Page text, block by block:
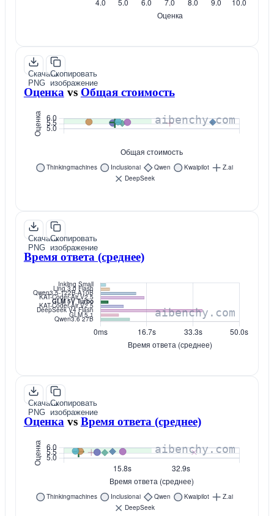
Скачать
PNG
Скопировать
изображение
Оценка vs Общая стоимость
Скачать
PNG
Скопировать
изображение
Время ответа (среднее)
Скачать
PNG
Скопировать
изображение
Оценка vs Время ответа (среднее)